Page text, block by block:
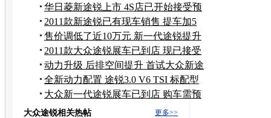
元
华日菱新途锐上市 4S店已开始接受预
订
2011款新途锐已有现车销售 提车加5
千元
售价调低了近10万元 新一代途锐提升
舒适
2011款大众途锐展车已到店 现已接受
预订
动力升级 后排空间提升 首试大众新途
锐
全新动力配置 途锐3.0 V6 TSI 标配型
大众新一代途锐展车已到店 购车需预
定
更多>>
大众途锐相关热帖